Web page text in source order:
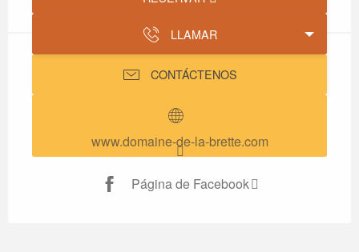
LLAMAR
CONTÁCTENOS
www.domaine-de-la-brette.com
Página de Facebook